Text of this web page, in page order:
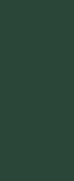
consideração
estratégico
resultados
utilizador,
Vale ressaltar
ser feito de
telemóveis,